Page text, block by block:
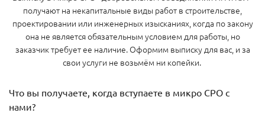
получают на некапитальные виды работ в строительстве,
проектировании или инженерных изысканиях, когда по закону
она не является обязательным условием для работы, но
заказчик требует ее наличие. Оформим выписку для вас, и за
свои услуги не возьмём ни копейки.
Что вы получаете, когда вступаете в микро СРО с
нами?